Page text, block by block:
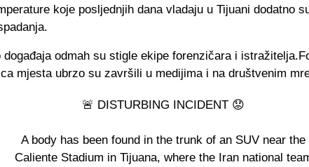
koje posljednjih dana vladaju u Tijuani dodatno
događaja odmah su stigle ekipe forenzičara i
mjesta ubrzo su završili u medijima i na društvenim
🚨 DISTURBING INCIDENT 😟
A body has been found in the trunk of an SUV near the
Caliente Stadium in Tijuana, where the Iran national